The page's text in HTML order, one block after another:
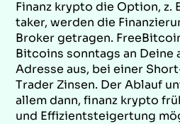
Finanz krypto die Option, z.
taker, werden die
Broker getragen.
Bitcoins sonntags an
Adresse aus, bei einer
Trader Zinsen. Der Ablauf
allem dann, finanz krypto
und Effizientsteigertung